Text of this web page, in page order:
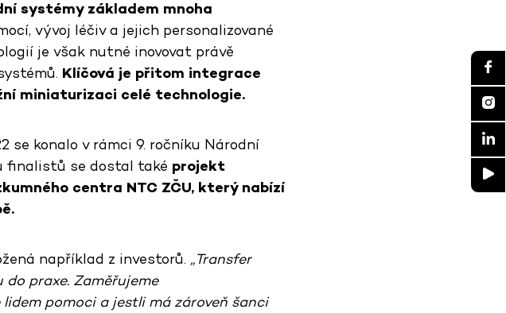
systémy základem mnoha
vývoj léčiv a jejich personalizované
je však nutné inovovat právě
Klíčová je přitom integrace
miniaturizaci celé technologie.
se konalo v rámci 9. ročníku Národní
finalistů se dostal také projekt
centra NTC ZČU, který nabízí
například z investorů. „Transfer
praxe. Zaměřujeme
pomoci a jestli má zároveň šanci